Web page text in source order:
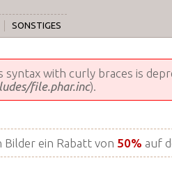
SONSTIGES
syntax with curly braces is
file.phar.inc).
ein Rabatt von 50% auf